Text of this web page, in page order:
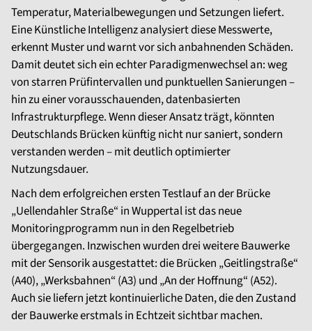
Temperatur, Materialbewegungen und Setzungen liefert.
Eine Künstliche Intelligenz analysiert diese Messwerte,
erkennt Muster und warnt vor sich anbahnenden Schäden.
Damit deutet sich ein echter Paradigmenwechsel an: weg
von starren Prüfintervallen und punktuellen Sanierungen –
hin zu einer vorausschauenden, datenbasierten
Infrastrukturpflege. Wenn dieser Ansatz trägt, könnten
Deutschlands Brücken künftig nicht nur saniert, sondern
verstanden werden – mit deutlich optimierter
Nutzungsdauer.
Nach dem erfolgreichen ersten Testlauf an der Brücke
„Uellendahler Straße“ in Wuppertal ist das neue
Monitoringprogramm nun in den Regelbetrieb
übergegangen. Inzwischen wurden drei weitere Bauwerke
mit der Sensorik ausgestattet: die Brücken „Geitlingstraße“
(A40), „Werksbahnen“ (A3) und „An der Hoffnung“ (A52).
Auch sie liefern jetzt kontinuierliche Daten, die den Zustand
der Bauwerke erstmals in Echtzeit sichtbar machen.